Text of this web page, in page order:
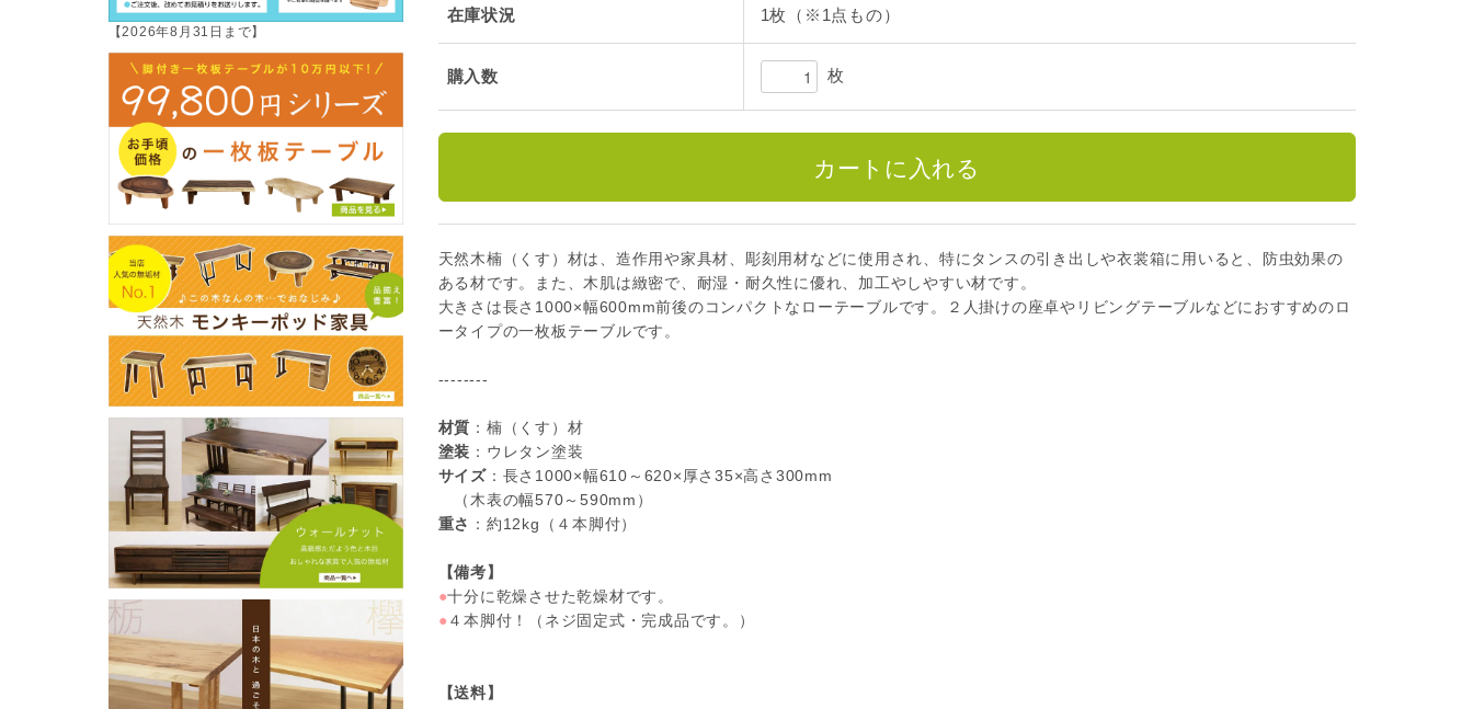
在庫状況 1枚（※1点もの）
購入数 枚
天然木楠（くす）材は、造作用や家具材、彫刻用材などに使用され、特にタンスの引き出しや衣裳箱に用いると、防虫効果の
ある材です。また、木肌は緻密で、耐湿・耐久性に優れ、加工やしやすい材です。
大きさは長さ1000×幅600mm前後のコンパクトなローテーブルです。２人掛けの座卓やリビングテーブルなどにおすすめのロ
ータイプの一枚板テーブルです。
--------
材質 ：楠（くす）材
塗装 ：ウレタン塗装
サイズ：長さ1000×幅610～620×厚さ35×高さ300mm
（木表の幅570～590mm）
重さ ：約12kg（４本脚付）
【備考】
●十分に乾燥させた乾燥材です。
● ４本脚付！（ネジ固定式・完成品です。）
【送料】
【2026年8月31日まで】